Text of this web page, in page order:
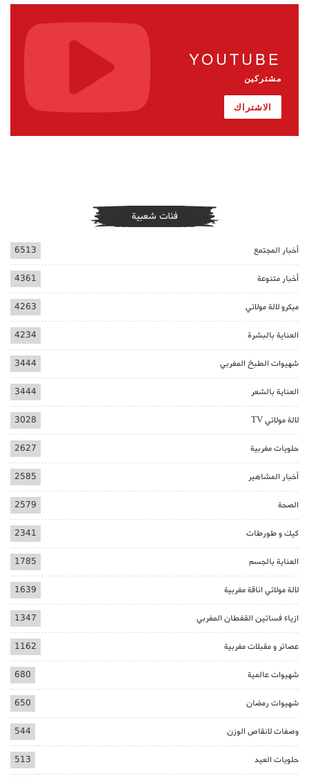
YOUTUBE
مشتركين
الاشتراك
فئات شعبية
أخبار المجتمع 6513
أخبار متنوعة 4361
ميكرو لالة مولاتي 4263
العناية بالبشرة 4234
شهيوات الطبخ المغربي 3444
العناية بالشعر 3444
لالة مولاتي TV 3028
حلويات مغربية 2627
أخبار المشاهير 2585
الصحة 2579
كيك و طورطات 2341
العناية بالجسم 1785
لالة مولاتي اناقة مغربية 1639
ازياء فساتين القفطان المغربي 1347
عصائر و مقبلات مغربية 1162
شهيوات عالمية 680
شهيوات رمضان 650
وصفات لانقاص الوزن 544
حلويات العيد 513